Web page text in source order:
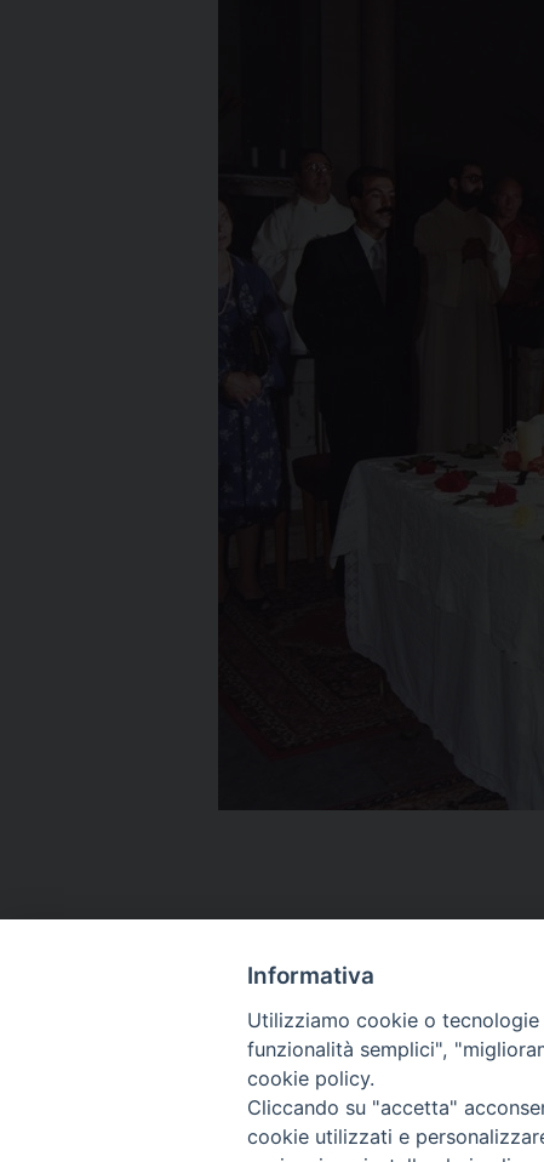
Informativa
Utilizziamo cookie o
funzionalità semplici",
cookie policy.
Cliccando su "accetta"
cookie utilizzati e